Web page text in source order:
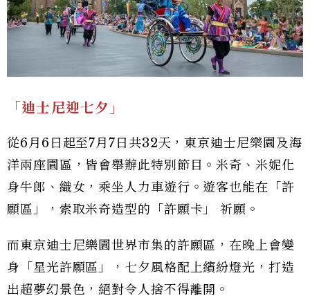
「迪士尼迎七夕」
從6月6日起至7月7日共32天，東京迪士尼樂園及海
洋兩座園區，皆會舉辦此特別節目。米奇、米妮化
身牛郎、織女，乘坐人力車遊行。遊客也能在「許
願區」，索取米奇造型的「許願卡」 祈願。
而東京迪士尼樂園世界市集的許願區，在晚上會變
身「星光許願區」，七夕風格配上繽紛燈光，打造
出超夢幻景色，絕對令人捨不得離開。